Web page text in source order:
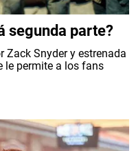
segunda parte?
Zack Snyder y estrenada
le permite a los fans